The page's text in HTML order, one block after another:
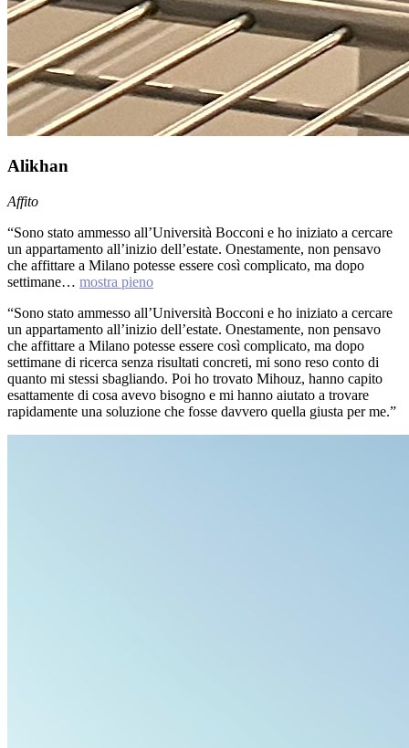
Alikhan
Affito
“Sono stato ammesso all’Università Bocconi e ho iniziato a cercare
un appartamento all’inizio dell’estate. Onestamente, non pensavo
che affittare a Milano potesse essere così complicato, ma dopo
settimane… mostra pieno
“Sono stato ammesso all’Università Bocconi e ho iniziato a cercare
un appartamento all’inizio dell’estate. Onestamente, non pensavo
che affittare a Milano potesse essere così complicato, ma dopo
settimane di ricerca senza risultati concreti, mi sono reso conto di
quanto mi stessi sbagliando. Poi ho trovato Mihouz, hanno capito
esattamente di cosa avevo bisogno e mi hanno aiutato a trovare
rapidamente una soluzione che fosse davvero quella giusta per me.”